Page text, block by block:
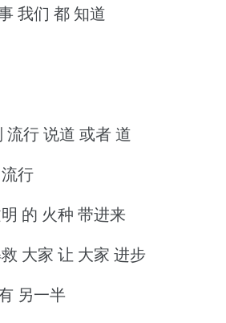
我们 都 知道
流行 说道 或者 道
行
的 火种 带进来
大家 让 大家 进步
另一半